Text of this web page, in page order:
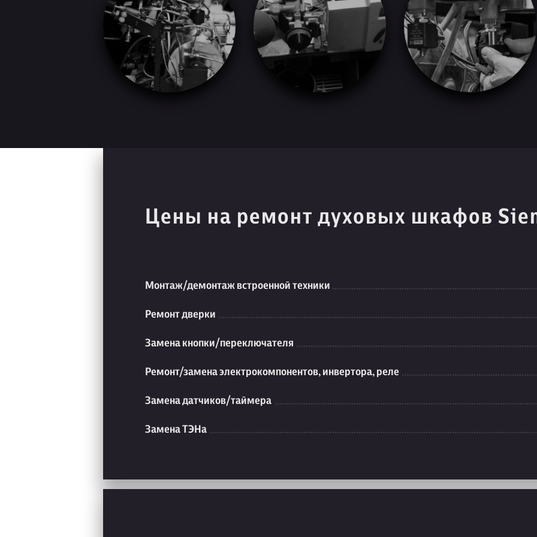
Цены на ремонт духовых шкафов
Монтаж/демонтаж встроенной техники
Ремонт дверки
Замена кнопки/переключателя
Ремонт/замена электрокомпонентов, инвертора, реле
Замена датчиков/таймера
Замена ТЭНа